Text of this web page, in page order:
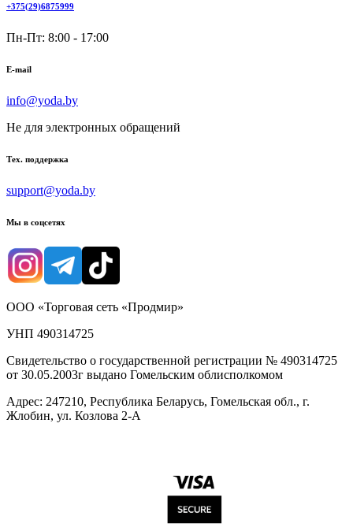
+375(29)6875999
Пн-Пт: 8:00 - 17:00
E-mail
info@yoda.by
Не для электронных обращений
Тех. поддержка
support@yoda.by
Мы в соцсетях
ООО «Торговая сеть «Продмир»
УНП 490314725
Свидетельство о государственной регистрации № 490314725
от 30.05.2003г выдано Гомельским облисполкомом
Адрес: 247210, Республика Беларусь, Гомельская обл., г.
Жлобин, ул. Козлова 2-А